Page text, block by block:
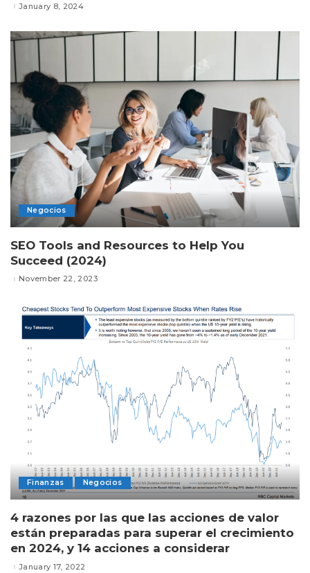
January 8, 2024
Negocios
SEO Tools and Resources to Help You
Succeed (2024)
November 22, 2023
Finanzas Negocios
4 razones por las que las acciones de valor
están preparadas para superar el crecimiento
en 2024, y 14 acciones a considerar
January 17, 2022